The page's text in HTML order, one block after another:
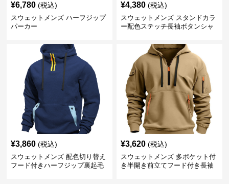
¥6,780 (税込)
スウェットメンズ ハーフジップ
パーカー
¥4,380 (税込)
スウェットメンズ スタンドカラ
ー配色ステッチ長袖ボタンシャ
¥3,860 (税込)
スウェットメンズ 配色切り替え
フード付きハーフジップ裏起毛
¥3,620 (税込)
スウェットメンズ 多ポケット付
き半開き前立てフード付き長袖